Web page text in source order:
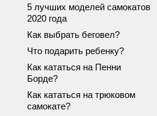
5 лучших моделей самокатов
2020 года
Как выбрать беговел?
Что подарить ребенку?
Как кататься на Пенни
Борде?
Как кататься на трюковом
самокате?